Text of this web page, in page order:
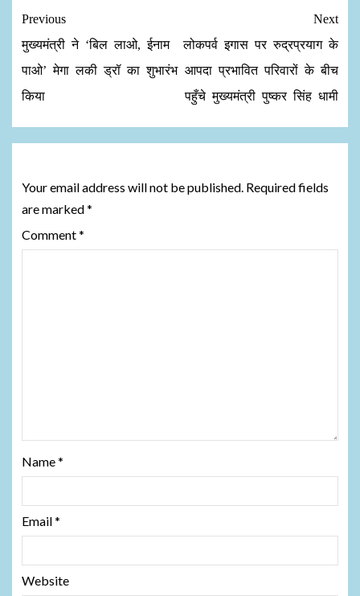
Previous
मुख्यमंत्री ने ‘बिल लाओ, ईनाम
पाओ’ मेगा लकी ड्रॉ का शुभारंभ
किया
Next
लोकपर्व इगास पर रुद्रप्रयाग के
आपदा प्रभावित परिवारों के बीच
पहुँचे मुख्यमंत्री पुष्कर सिंह धामी
Your email address will not be published. Required fields
are marked*
Comment*
Name*
Email*
Website